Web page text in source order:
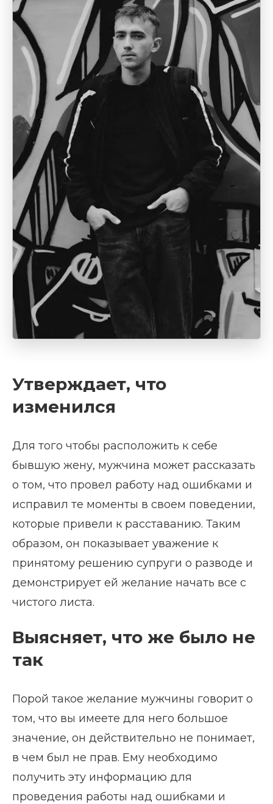
Утверждает, что
изменился
Для того чтобы расположить к себе
бывшую жену, мужчина может рассказать
о том, что провел работу над ошибками и
исправил те моменты в своем поведении,
которые привели к расставанию. Таким
образом, он показывает уважение к
принятому решению супруги о разводе и
демонстрирует ей желание начать все с
чистого листа.
Выясняет, что же было не
так
Порой такое желание мужчины говорит о
том, что вы имеете для него большое
значение, он действительно не понимает,
в чем был не прав. Ему необходимо
получить эту информацию для
проведения работы над ошибками и